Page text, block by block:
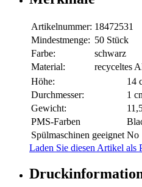
Artikelnummer: 18472531
Mindestmenge: 50 Stück
Farbe:
schwarz
Material:
recyceltes
Höhe:
14
Durchmesser:
1
Gewicht:
PMS-Farben
Spülmaschinen geeignet No
Laden Sie diesen Artikel als